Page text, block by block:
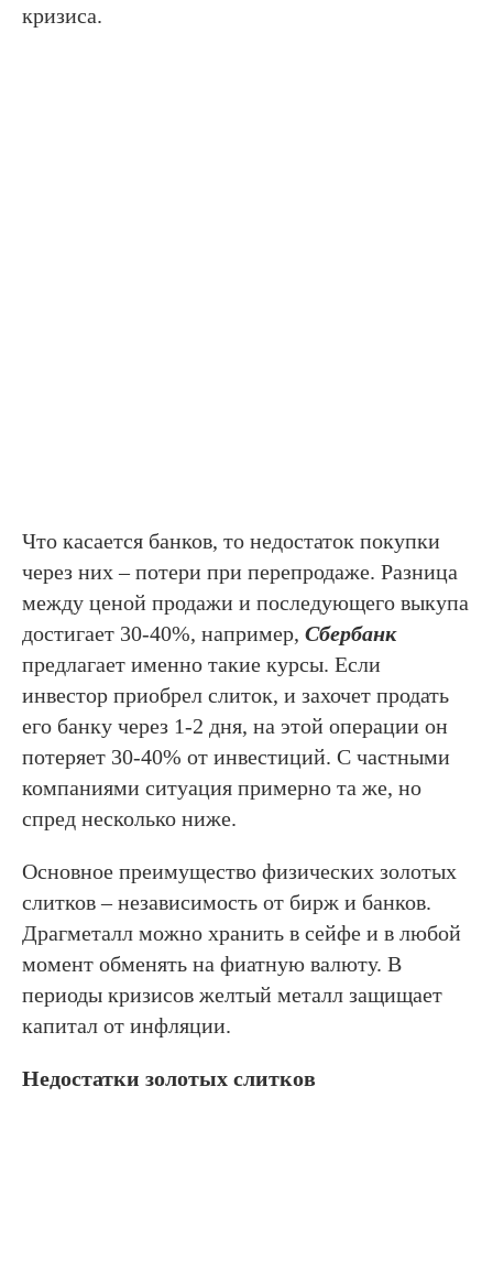
кризиса.
Что касается банков, то недостаток покупки
через них – потери при перепродаже. Разница
между ценой продажи и последующего выкупа
достигает 30-40%, например, Сбербанк
предлагает именно такие курсы. Если
инвестор приобрел слиток, и захочет продать
его банку через 1-2 дня, на этой операции он
потеряет 30-40% от инвестиций. С частными
компаниями ситуация примерно та же, но
спред несколько ниже.
Основное преимущество физических золотых
слитков – независимость от бирж и банков.
Драгметалл можно хранить в сейфе и в любой
момент обменять на фиатную валюту. В
периоды кризисов желтый металл защищает
капитал от инфляции.
Недостатки золотых слитков